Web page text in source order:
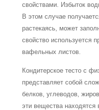
свойствами. Избыток
В этом случае
растекаясь, может
свойство используется
вафельных листов.
Кондитерское тесто с
представляет собой
белков, углеводов,
эти вещества